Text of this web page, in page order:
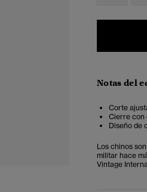
Notas del
Corte
Cierre con
Diseño de
Los chinos
militar hace
Vintage